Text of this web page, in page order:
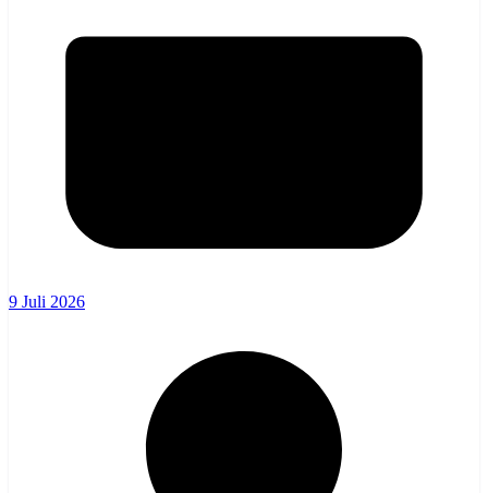
9 Juli 2026